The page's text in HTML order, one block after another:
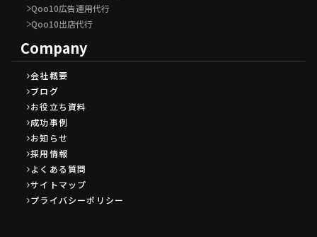
Qoo10広告運用代行
Qoo10出店代行
Company
会社概要
ブログ
お役立ち資料
成功事例
お知らせ
採用情報
よくある質問
サイトマップ
プライバシーポリシー